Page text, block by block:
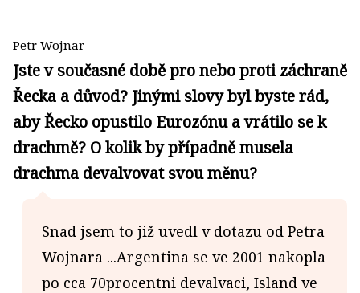
Petr Wojnar
Jste v současné době pro nebo proti záchraně
Řecka a důvod? Jinými slovy byl byste rád,
aby Řecko opustilo Eurozónu a vrátilo se k
drachmě? O kolik by případně musela
drachma devalvovat svou měnu?
Snad jsem to již uvedl v dotazu od Petra
Wojnara ...Argentina se ve 2001 nakopla
po cca 70procentni devalvaci, Island ve